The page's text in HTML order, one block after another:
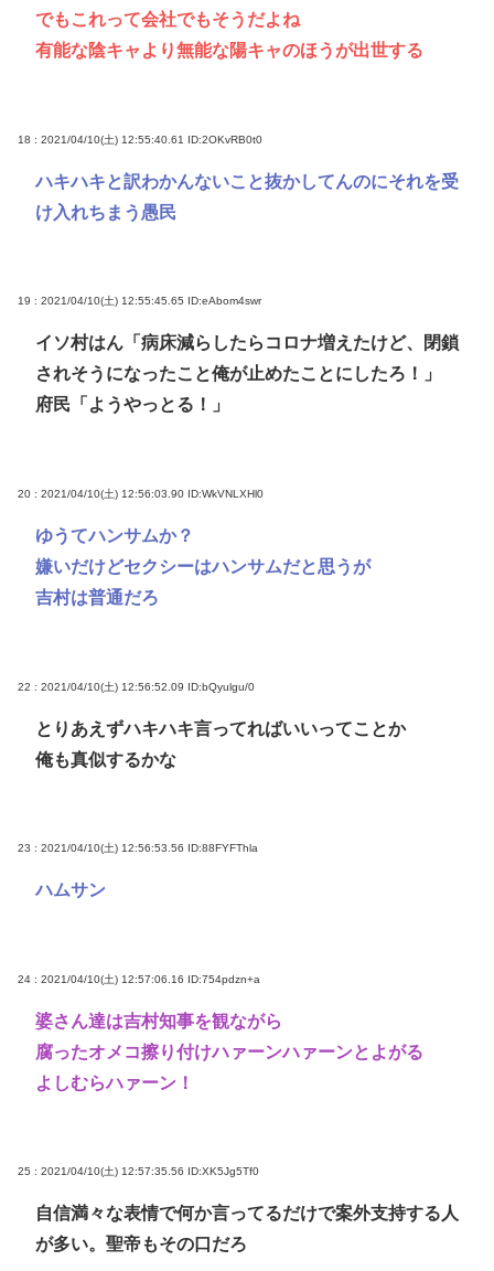
でもこれって会社でもそうだよね
有能な陰キャより無能な陽キャのほうが出世する
18 : 2021/04/10(土) 12:55:40.61 ID:2OKvRB0t0
ハキハキと訳わかんないこと抜かしてんのにそれを受
け入れちまう愚民
19 : 2021/04/10(土) 12:55:45.65 ID:eAbom4swr
イソ村はん「病床減らしたらコロナ増えたけど、閉鎖
されそうになったこと俺が止めたことにしたろ！」
府民「ようやっとる！」
20 : 2021/04/10(土) 12:56:03.90 ID:WkVNLXHl0
ゆうてハンサムか？
嫌いだけどセクシーはハンサムだと思うが
吉村は普通だろ
22 : 2021/04/10(土) 12:56:52.09 ID:bQyulgu/0
とりあえずハキハキ言ってればいいってことか
俺も真似するかな
23 : 2021/04/10(土) 12:56:53.56 ID:88FYFThla
ハムサン
24 : 2021/04/10(土) 12:57:06.16 ID:754pdzn+a
婆さん達は吉村知事を観ながら
腐ったオメコ擦り付けハァーンハァーンとよがる
よしむらハァーン！
25 : 2021/04/10(土) 12:57:35.56 ID:XK5Jg5Tf0
自信満々な表情で何か言ってるだけで案外支持する人
が多い。聖帝もその口だろ